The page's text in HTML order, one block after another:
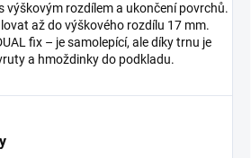
výškovým rozdílem a ukončení povrchů.
až do výškového rozdílu 17 mm.
fix – je samolepící, ale díky trnu je
a hmoždinky do podkladu.